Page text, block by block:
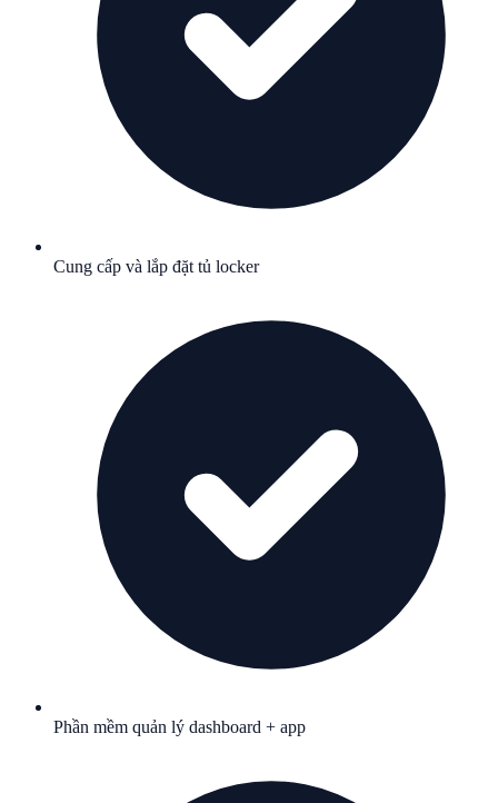
Cung cấp và lắp đặt tủ locker
Phần mềm quản lý dashboard + app